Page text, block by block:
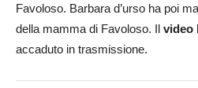
Favoloso. Barbara d’urso ha poi
della mamma di Favoloso. Il video
accaduto in trasmissione.